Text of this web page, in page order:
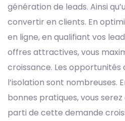
génération de leads. Ainsi
convertir en clients. En
en ligne, en qualifiant vos
offres attractives, vous
croissance. Les opportunités
l’isolation sont nombreuses.
bonnes pratiques, vous
parti de cette demande